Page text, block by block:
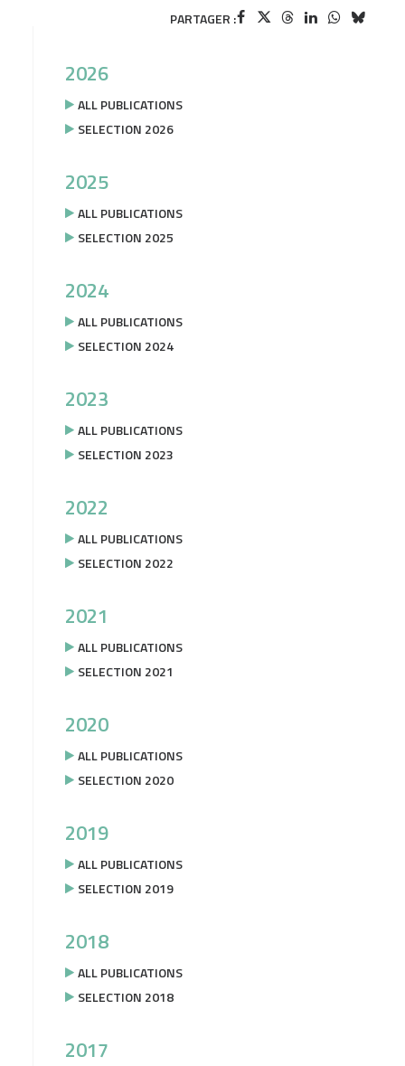
PARTAGER :
2026
ALL PUBLICATIONS
SELECTION 2026
2025
ALL PUBLICATIONS
SELECTION 2025
2024
ALL PUBLICATIONS
SELECTION 2024
2023
ALL PUBLICATIONS
SELECTION 2023
2022
ALL PUBLICATIONS
SELECTION 2022
2021
ALL PUBLICATIONS
SELECTION 2021
2020
ALL PUBLICATIONS
SELECTION 2020
2019
ALL PUBLICATIONS
SELECTION 2019
2018
ALL PUBLICATIONS
SELECTION 2018
2017